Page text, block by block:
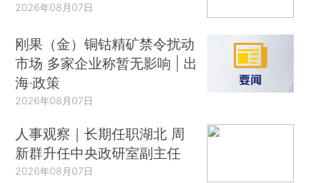
2026年08月07日
刚果（金）铜钴精矿禁令扰动
市场 多家企业称暂无影响 | 出
海·政策
2026年08月07日
人事观察｜长期任职湖北 周
新群升任中央政研室副主任
2026年08月07日